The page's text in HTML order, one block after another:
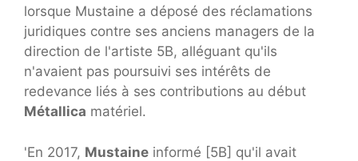
lorsque Mustaine a déposé des réclamations
juridiques contre ses anciens managers de la
direction de l'artiste 5B, alléguant qu'ils
n'avaient pas poursuivi ses intérêts de
redevance liés à ses contributions au début
Métallica matériel.
'En 2017, Mustaine informé [5B] qu'il avait